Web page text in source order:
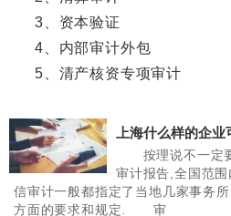
3、资本验证
4、内部审计外包
5、清产核资专项审计
上海什么样的企
按理说不一定要
审计报告,全国范
信审计一般都指定了当地几家事务
方面的要求和规定. 审